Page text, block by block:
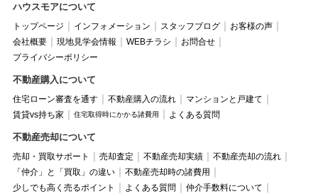
ハウスモアについて
トップページ インフォメーション スタッフブログ
お客様の声
会社概要
現地見学会情報 WEBチラシ
お問合せ
プライバシーポリシー
不動産購入について
住宅ローン審査を通す 不動産購入の流れ
マンションと戸建て
賃貸vs持ち家
住宅取得時にかかる諸費用 よくある質問
不動産売却について
売却・買取サポート 売却査定 不動産売却実績
不動産売却の流れ
「仲介」と「買取」の違い
不動産売却時の諸費用
少しでも高く売るポイント
よくある質問
仲介手数料について